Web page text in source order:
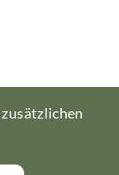
zusätzlichen